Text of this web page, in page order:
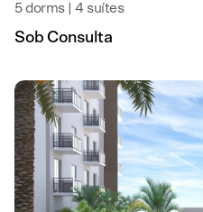
5 dorms | 4 suítes
Sob Consulta